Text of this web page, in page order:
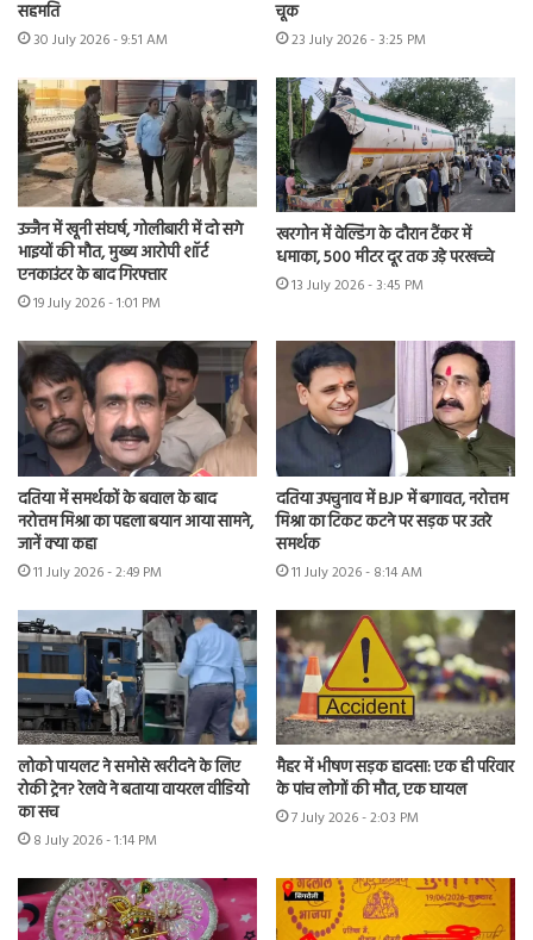
सहमति
30 July 2026 - 9:51 AM
चूक
23 July 2026 - 3:25 PM
उज्जैन में खूनी संघर्ष, गोलीबारी में दो सगे
भाइयों की मौत, मुख्य आरोपी शॉर्ट
एनकाउंटर के बाद गिरफ्तार
19 July 2026 - 1:01 PM
खरगोन में वेल्डिंग के दौरान टैंकर में
धमाका, 500 मीटर दूर तक उड़े परखच्चे
13 July 2026 - 3:45 PM
दतिया में समर्थकों के बवाल के बाद
नरोत्तम मिश्रा का पहला बयान आया सामने,
जानें क्या कहा
11 July 2026 - 2:49 PM
दतिया उपचुनाव में BJP में बगावत, नरोत्तम
मिश्रा का टिकट कटने पर सड़क पर उतरे
समर्थक
11 July 2026 - 8:14 AM
लोको पायलट ने समोसे खरीदने के लिए
रोकी ट्रेन? रेलवे ने बताया वायरल वीडियो
का सच
8 July 2026 - 1:14 PM
मैहर में भीषण सड़क हादसा: एक ही परिवार
के पांच लोगों की मौत, एक घायल
7 July 2026 - 2:03 PM